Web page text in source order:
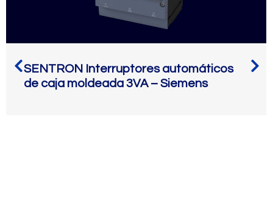
SENTRON Interruptores automáticos
de caja moldeada 3VA – Siemens